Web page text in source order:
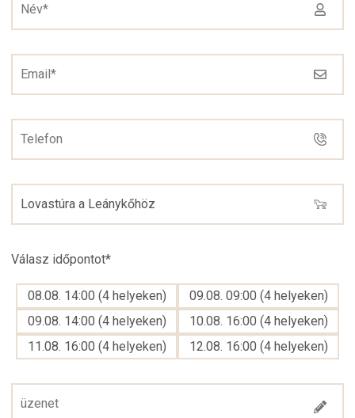
Válasz időpontot*
08.08. 14:00 (4 helyeken) 09.08. 09:00 (4 helyeken)
09.08. 14:00 (4 helyeken) 10.08. 16:00 (4 helyeken)
11.08. 16:00 (4 helyeken) 12.08. 16:00 (4 helyeken)